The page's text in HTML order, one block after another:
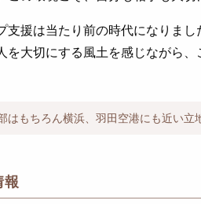
支援は当たり前の時代になりま
を大切にする風土を感じながら
もちろん横浜、羽田空港にも近い立
報